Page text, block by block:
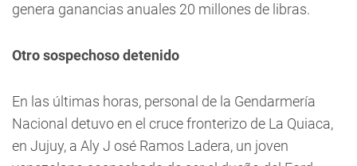
genera ganancias anuales 20 millones de libras.
Otro sospechoso detenido
En las últimas horas, personal de la Gendarmería
Nacional detuvo en el cruce fronterizo de La Quiaca,
en Jujuy, a Aly J osé Ramos Ladera, un joven